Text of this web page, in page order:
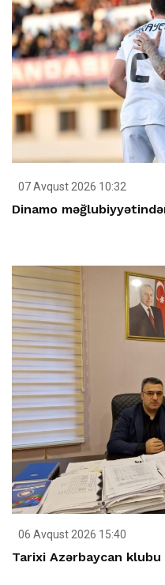
07 Avqust 2026 10:32
Dinamo
06 Avqust 2026 15:40
Tarixi Azərbaycan